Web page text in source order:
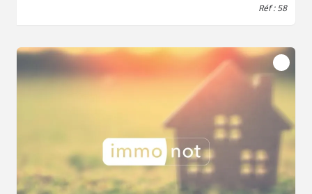
Réf : 58